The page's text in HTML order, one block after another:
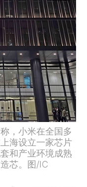
，小米在全国多
海设立一家芯片
和产业环境成熟
芯。图/IC